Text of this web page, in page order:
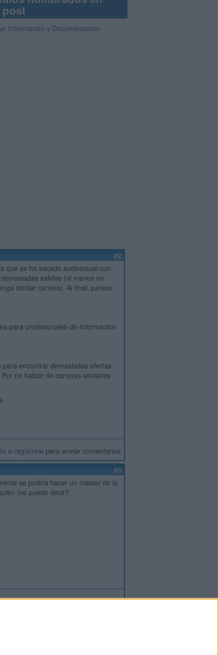
post
Información y Documentación
#2
que se ha sacado audiviosual con
salidas (al menos en
similar carrera). Al final, parece
para-profesionales-de-informacion-
encontrar demasiadas ofertas
no hablar de carreras similares
o regístrate para enviar comentarios
#3
se podría hacer un master de la
me puede decir?
oregístratepara enviar comentarios